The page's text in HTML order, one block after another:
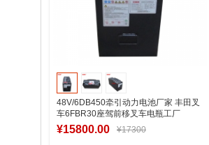
48V/6DB450牵引动力电池厂家 丰田叉
车6FBR30座驾前移叉车电瓶工厂
¥15800.00 ¥17300